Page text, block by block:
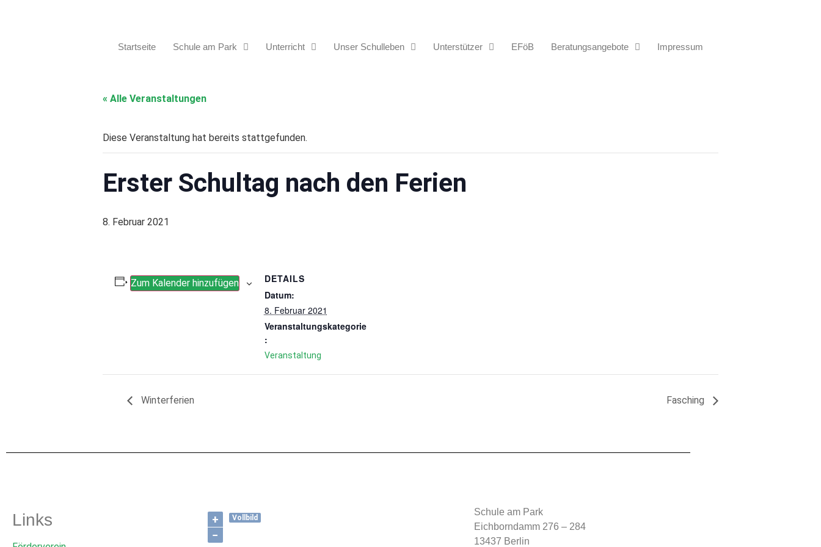
Startseite Schule am Park Unterricht Unser Schulleben Unterstützer EFöB Beratungsangebote Impressum
« Alle Veranstaltungen
Diese Veranstaltung hat bereits stattgefunden.
Erster Schultag nach den Ferien
8. Februar 2021
Zum Kalender hinzufügen
DETAILS
Datum:
8. Februar 2021
Veranstaltungskategorie
:
Veranstaltung
Winterferien Fasching
Links
+
−
Vollbild
Schule am Park
Eichborndamm 276 – 284
13437 Berlin